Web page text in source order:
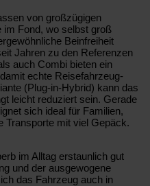
von großzügigen
im Fond, wo selbst groß
Beinfreiheit
Jahren zu den Referenzen
auch Combi bieten ein
echte Reisefahrzeug-
(Plug-in-Hybrid) kann das
leicht reduziert sein. Gerade
sich ideal für Familien,
Transporte mit viel Gepäck.
im Alltag erstaunlich gut
und der ausgewogene
das Fahrzeug auch in